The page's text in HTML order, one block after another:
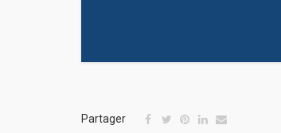
Partager